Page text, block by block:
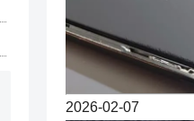
2026-02-07